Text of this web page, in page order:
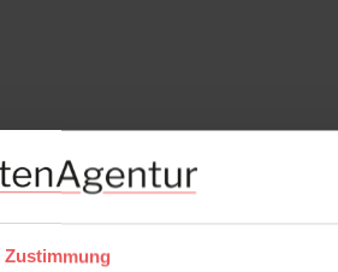
Zustimmung